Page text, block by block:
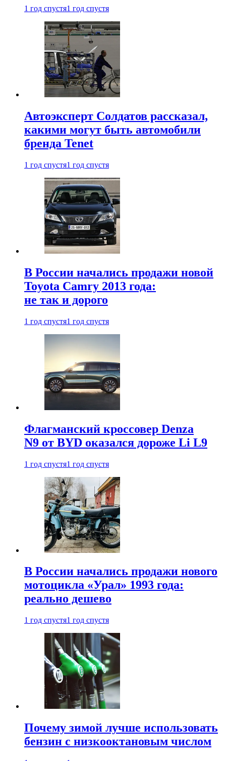
1 год спустя1 год спустя
Автоэксперт Солдатов рассказал,
какими могут быть автомобили
бренда Tenet
1 год спустя1 год спустя
В России начались продажи новой
Toyota Camry 2013 года:
не так и дорого
1 год спустя1 год спустя
Флагманский кроссовер Denza
N9 от BYD оказался дороже Li L9
1 год спустя1 год спустя
В России начались продажи нового
мотоцикла «Урал» 1993 года:
реально дешево
1 год спустя1 год спустя
Почему зимой лучше использовать
бензин с низкооктановым числом